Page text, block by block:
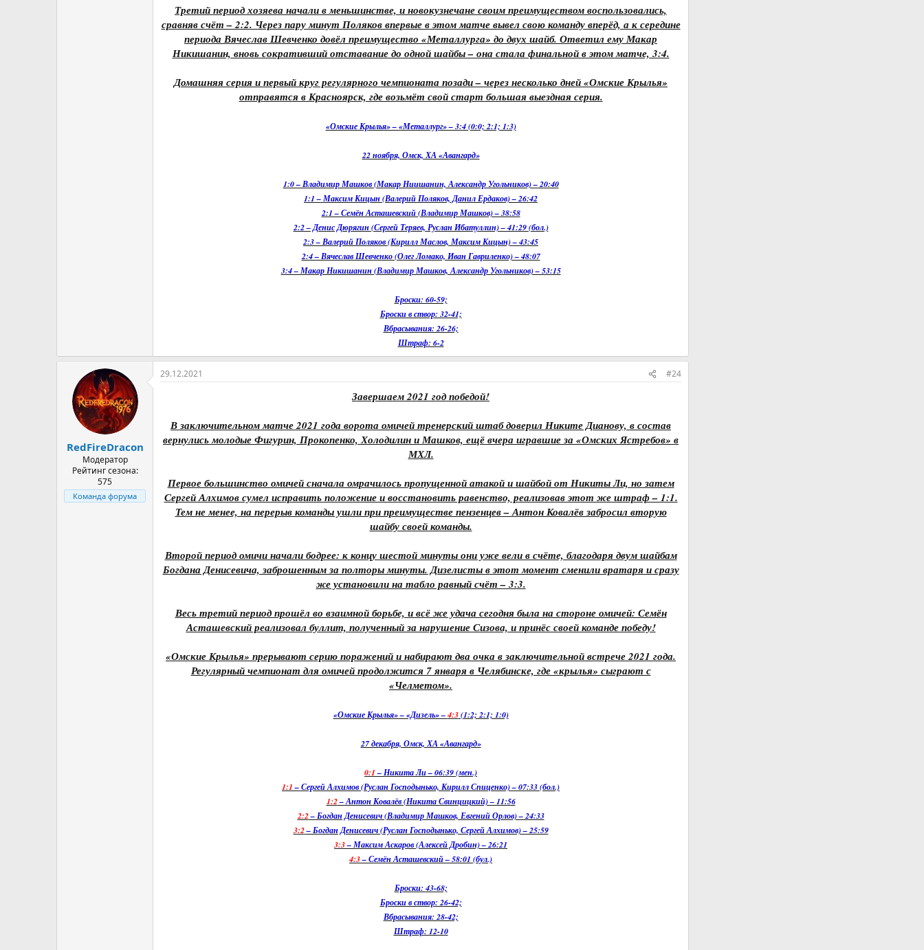
Третий период хозяева начали в меньшинстве, и новокузнечане своим преимуществом воспользовались,
сравняв счёт – 2:2. Через пару минут Поляков впервые в этом матче вывел свою команду вперёд, а к середине
периода Вячеслав Шевченко довёл преимущество «Металлурга» до двух шайб. Ответил ему Макар
Никишанин, вновь сокративший отставание до одной шайбы – она стала финальной в этом матче, 3:4.
Домашняя серия и первый круг регулярного чемпионата позади – через несколько дней «Омские Крылья»
отправятся в Красноярск, где возьмёт свой старт большая выездная серия.
«Омские Крылья» – «Металлург» – 3:4 (0:0; 2:1; 1:3)
22 ноября, Омск, ХА «Авангард»
1:0 – Владимир Машков (Макар Ниишанин, Александр Угольников) – 20:40
1:1 – Максим Кицын (Валерий Поляков, Данил Ердаков) – 26:42
2:1 – Семён Асташевский (Владимир Машков) – 38:58
2:2 – Денис Дюрягин (Сергей Теряев, Руслан Ибатуллин) – 41:29 (бол.)
2:3 – Валерий Поляков (Кирилл Маслов, Максим Кицын) – 43:45
2:4 – Вячеслав Шевченко (Олег Ломако, Иван Гавриленко) – 48:07
3:4 – Макар Никишанин (Владимир Машков, Александр Угольников) – 53:15
Броски: 60-59;
Броски в створ: 32-41;
Вбрасывания: 26-26;
Штраф: 6-2
RedFireDracon
Модератор
Рейтинг сезона:
575
Команда форума
29.12.2021 #24
Завершаем 2021 год победой!
В заключительном матче 2021 года ворота омичей тренерский штаб доверил Никите Дианову, в состав
вернулись молодые Фигурин, Прокопенко, Холодилин и Машков, ещё вчера игравшие за «Омских Ястребов» в
МХЛ.
Первое большинство омичей сначала омрачилось пропущенной атакой и шайбой от Никиты Ли, но затем
Сергей Алхимов сумел исправить положение и восстановить равенство, реализовав этот же штраф – 1:1.
Тем не менее, на перерыв команды ушли при преимуществе пензенцев – Антон Ковалёв забросил вторую
шайбу своей команды.
Второй период омичи начали бодрее: к концу шестой минуты они уже вели в счёте, благодаря двум шайбам
Богдана Денисевича, заброшенным за полторы минуты. Дизелисты в этот момент сменили вратаря и сразу
же установили на табло равный счёт – 3:3.
Весь третий период прошёл во взаимной борьбе, и всё же удача сегодня была на стороне омичей: Семён
Асташевский реализовал буллит, полученный за нарушение Сизова, и принёс своей команде победу!
«Омские Крылья» прерывают серию поражений и набирают два очка в заключительной встрече 2021 года.
Регулярный чемпионат для омичей продолжится 7 января в Челябинске, где «крылья» сыграют с
«Челметом».
«Омские Крылья» – «Дизель» –4:3(1:2; 2:1; 1:0)
27 декабря, Омск, ХА «Авангард»
0:1– Никита Ли – 06:39 (мен.)
1:1– Сергей Алхимов (Руслан Господынько, Кирилл Спиценко) – 07:33 (бол.)
1:2– Антон Ковалёв (Никита Свинцицкий) – 11:56
2:2– Богдан Денисевич (Владимир Машков, Евгений Орлов) – 24:33
3:2– Богдан Денисевич (Руслан Господынько, Сергей Алхимов) – 25:59
3:3– Максим Аскаров (Алексей Дробин) – 26:21
4:3– Семён Асташевский – 58:01 (бул.)
Броски: 43-68;
Броски в створ: 26-42;
Вбрасывания: 28-42;
Штраф: 12-10